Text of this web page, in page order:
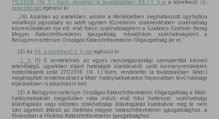
76/2008. (IV. 3.) Korm. rendelet (a továbbiakban: R4.) 1. §-a a következő (4)
bekezdéssel egészül ki:
„(4) Azokban az esetekben, amikor a Mellékletben meghatározott ügyfajtára
vonatkozó jogszabály az adott ügyben tűzvédelmi szakkérdésben szakhatóság
közreműködését írja elő, első fokon szakhatóságként a Szabolcs-Szatmár-Bereg
Megyei Katasztrófavédelmi Igazgatóság, másodfokon szakhatóságként a
Belügyminisztérium Országos Katasztrófavédelmi Főigazgatóság jár el.”
(2) Az R4. a következő 3. §-sal egészül ki:
3. § (1) E rendeletnek az egyes nemzetgazdasági szempontból kiemelt
jelentőségű ügyekben eljáró hatóságok kijelöléséről szóló kormányrendeletek
módosításáról szóló 271/2016. (IX. 1.) Korm. rendelettel (a továbbiakban: Módr.)
megállapított rendelkezéseit a Módr. hatálybalépésekor folyamatban lévő hatósági
eljárásokban is alkalmazni kell.
(2) A Belügyminisztérium Országos Katasztrófavédelmi Főigazgatóság a Módr.
hatálybalépését megelőzően nála indult, első fokú határozat, szakhatósági
állásfoglalás vagy előzetes szakhatósági állásfoglalás kiadásával még le nem
zárt ügyeket átteszi az illetékes megyei katasztrófavédelmi igazgatósághoz, a
fővárosban a Fővárosi Katasztrófavédelmi Igazgatósághoz.”